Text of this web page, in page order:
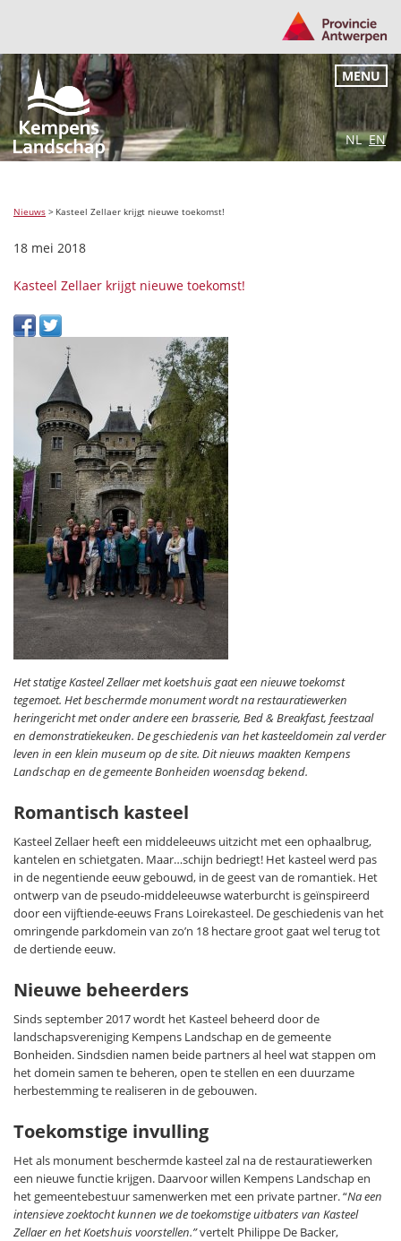
NL EN
MENU
Nieuws > Kasteel Zellaer krijgt nieuwe toekomst!
18 mei 2018
Kasteel Zellaer krijgt nieuwe toekomst!
Het statige Kasteel Zellaer met koetshuis gaat een nieuwe toekomst
tegemoet. Het beschermde monument wordt na restauratiewerken
heringericht met onder andere een brasserie, Bed & Breakfast, feestzaal
en demonstratiekeuken. De geschiedenis van het kasteeldomein zal verder
leven in een klein museum op de site. Dit nieuws maakten Kempens
Landschap en de gemeente Bonheiden woensdag bekend.
Romantisch kasteel
Kasteel Zellaer heeft een middeleeuws uitzicht met een ophaalbrug,
kantelen en schietgaten. Maar…schijn bedriegt! Het kasteel werd pas
in de negentiende eeuw gebouwd, in de geest van de romantiek. Het
ontwerp van de pseudo-middeleeuwse waterburcht is geïnspireerd
door een vijftiende-eeuws Frans Loirekasteel. De geschiedenis van het
omringende parkdomein van zo’n 18 hectare groot gaat wel terug tot
de dertiende eeuw.
Nieuwe beheerders
Sinds september 2017 wordt het Kasteel beheerd door de
landschapsvereniging Kempens Landschap en de gemeente
Bonheiden. Sindsdien namen beide partners al heel wat stappen om
het domein samen te beheren, open te stellen en een duurzame
herbestemming te realiseren in de gebouwen.
Toekomstige invulling
Het als monument beschermde kasteel zal na de restauratiewerken
een nieuwe functie krijgen. Daarvoor willen Kempens Landschap en
het gemeentebestuur samenwerken met een private partner. “Na een
intensieve zoektocht kunnen we de toekomstige uitbaters van Kasteel
Zellaer en het Koetshuis voorstellen.”vertelt Philippe De Backer,